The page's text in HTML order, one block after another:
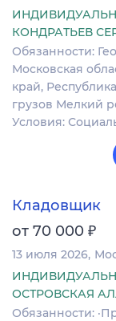
КОНДРАТЬЕВ
Обязанности:
Московская
край,
грузов Мелкий
Условия:
Кладовщик
от 70 000 ₽
13 июля 2026
ОСТРОВСКАЯ
Обязанности: